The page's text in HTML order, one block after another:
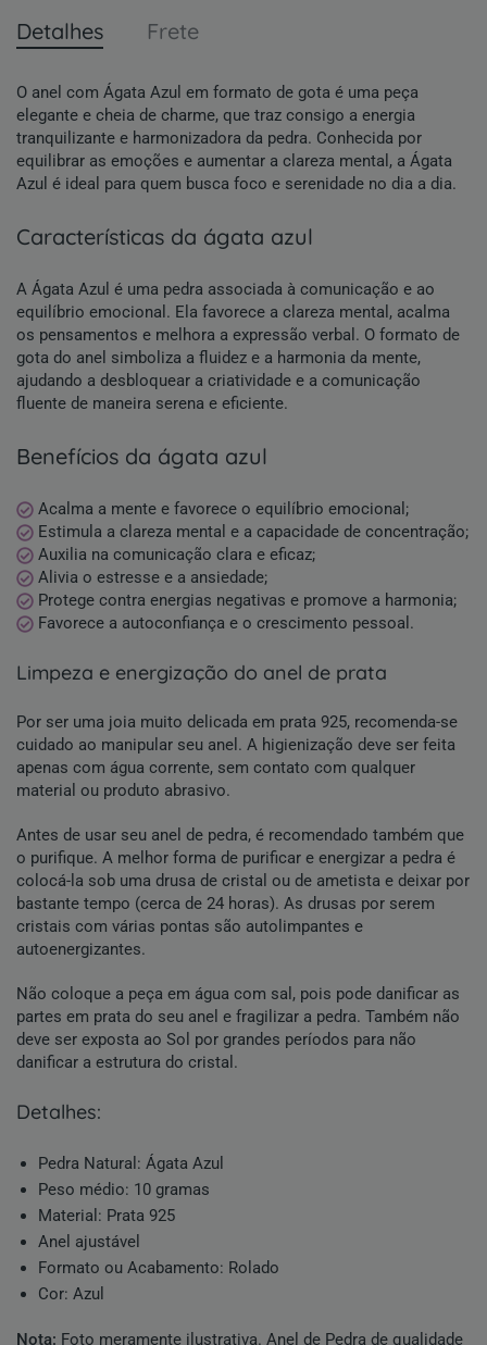
Detalhes Frete
O anel com Ágata Azul em formato de gota é uma peça
elegante e cheia de charme, que traz consigo a energia
tranquilizante e harmonizadora da pedra. Conhecida por
equilibrar as emoções e aumentar a clareza mental, a Ágata
Azul é ideal para quem busca foco e serenidade no dia a dia.
características da ágata azul
A Ágata Azul é uma pedra associada à comunicação e ao
equilíbrio emocional. Ela favorece a clareza mental, acalma
os pensamentos e melhora a expressão verbal. O formato de
gota do anel simboliza a fluidez e a harmonia da mente,
ajudando a desbloquear a criatividade e a comunicação
fluente de maneira serena e eficiente.
benefícios da ágata azul
Acalma a mente e favorece o equilíbrio emocional;
Estimula a clareza mental e a capacidade de concentração;
Auxilia na comunicação clara e eficaz;
Alivia o estresse e a ansiedade;
Protege contra energias negativas e promove a harmonia;
Favorece a autoconfiança e o crescimento pessoal.
limpeza e energização do anel de prata
Por ser uma joia muito delicada em prata 925, recomenda-se
cuidado ao manipular seu anel. A higienização deve ser feita
apenas com água corrente, sem contato com qualquer
material ou produto abrasivo.
Antes de usar seu anel de pedra, é recomendado também que
o purifique. A melhor forma de purificar e energizar a pedra é
colocá-la sob uma drusa de cristal ou de ametista e deixar por
bastante tempo (cerca de 24 horas). As drusas por serem
cristais com várias pontas são autolimpantes e
autoenergizantes.
Não coloque a peça em água com sal, pois pode danificar as
partes em prata do seu anel e fragilizar a pedra. Também não
deve ser exposta ao Sol por grandes períodos para não
danificar a estrutura do cristal.
detalhes:
Pedra Natural : Ágata Azul
Peso médio: 10 gramas
Material: Prata 925
Anel ajustável
Formato ou Acabamento: Rolado
Cor: Azul
Nota: Foto meramente ilustrativa. Anel de Pedra de qualidade